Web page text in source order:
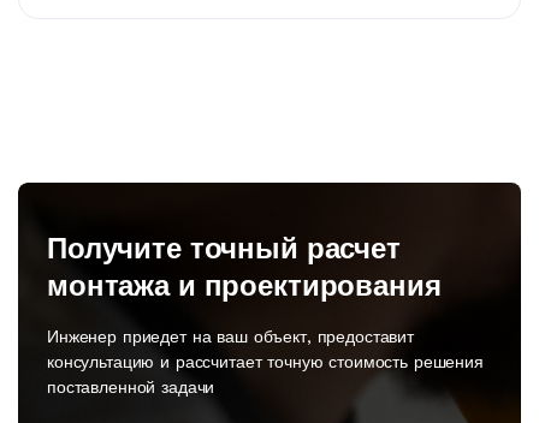
Получите точный расчет
монтажа и проектирования
Инженер приедет на ваш объект, предоставит
консультацию и рассчитает точную стоимость решения
поставленной задачи